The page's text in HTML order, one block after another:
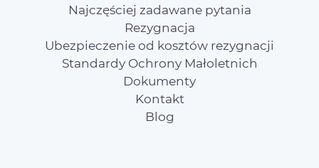
Najczęściej zadawane pytania
Rezygnacja
Ubezpieczenie od kosztów rezygnacji
Standardy Ochrony Małoletnich
Dokumenty
Kontakt
Blog